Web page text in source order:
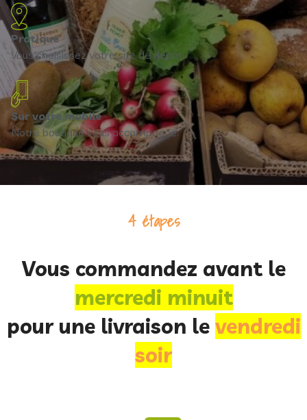
Pratique
Vous choisissez votre site de dépôt.
Sur votre mobile
Notre boutique vous accompagne.
4 étapes
Vous commandez avant le
mercredi minuit
pour une livraison le vendredi
soir